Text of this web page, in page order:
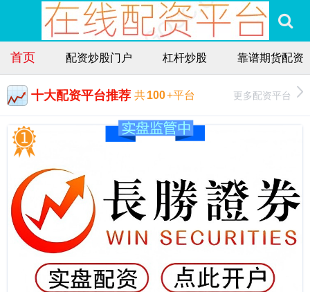
首页 配资炒股门户 杠杆炒股 靠谱期货配资
十大配资平台推荐 共100+平台 更多配资平台